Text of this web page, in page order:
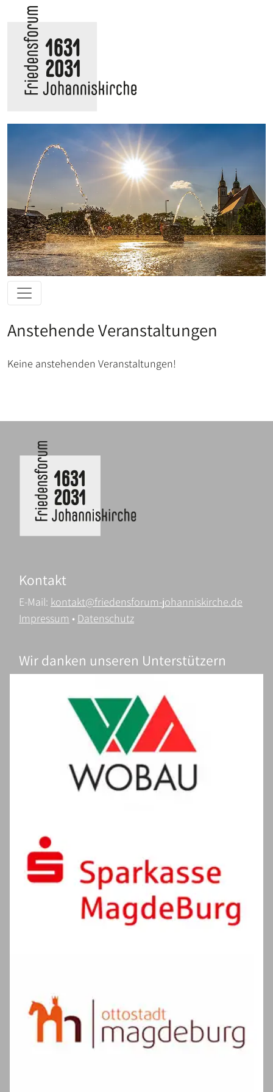
Anstehende Veranstaltungen
Keine anstehenden Veranstaltungen!
Kontakt
E-Mail: kontakt@friedensforum-johanniskirche.de
Impressum • Datenschutz
Wir danken unseren Unterstützern